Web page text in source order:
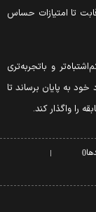
تا امتیازات حساس
و با‌تجربه‌تری
با نتیجه ۱۷ بر ۱۵ به سود خود به پایان برساند تا
واگذار کند.
0